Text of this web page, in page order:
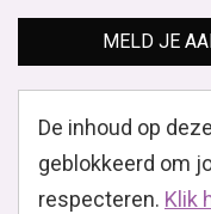
MELD JE
De inhoud op
geblokkeerd om
respecteren. Klik